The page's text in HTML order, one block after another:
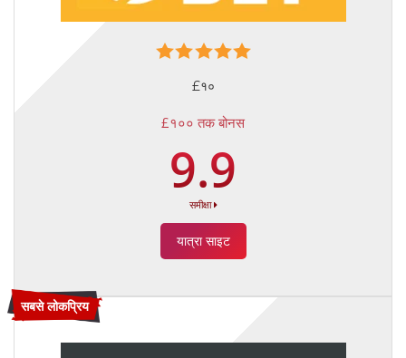
£१०
£१०० तक बोनस
9.9
समीक्षा
यात्रा साइट
सबसे लोकप्रिय